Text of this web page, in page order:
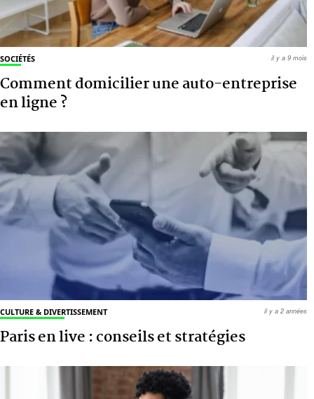
SOCIÉTÉS
Comment domicilier une auto-entreprise
en ligne ?
il y a 9 mois
CULTURE & DIVERTISSEMENT
Paris en live : conseils et stratégies
il y a 2 années